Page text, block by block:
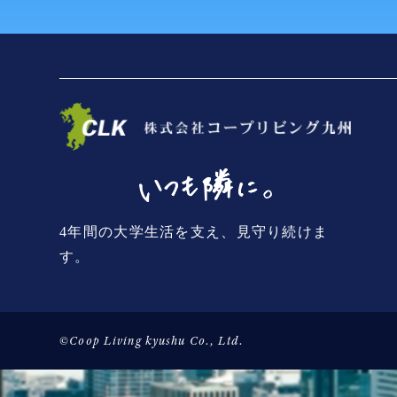
4年間の大学生活を支え、見守り続けま
す。
©Coop Living kyushu Co., Ltd.